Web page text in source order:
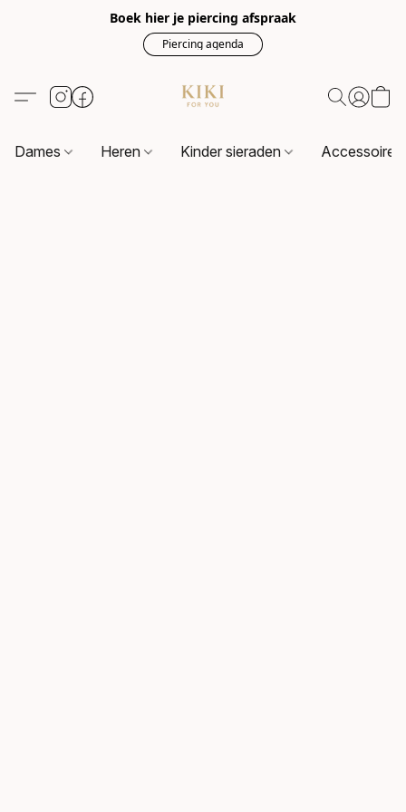
Boek hier je piercing afspraak
Piercing agenda
Dames Heren Kinder sieraden Accessoires